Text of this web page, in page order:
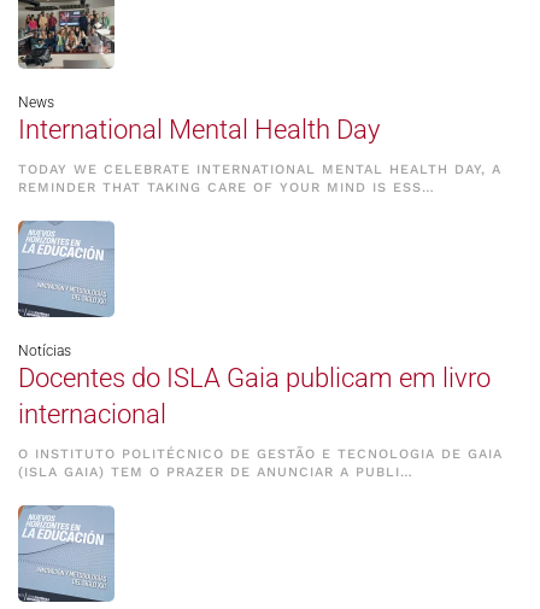
News
International Mental Health Day
TODAY WE CELEBRATE INTERNATIONAL MENTAL HEALTH DAY, A
REMINDER THAT TAKING CARE OF YOUR MIND IS ESS…
Notícias
Docentes do ISLA Gaia publicam em livro
internacional
O INSTITUTO POLITÉCNICO DE GESTÃO E TECNOLOGIA DE GAIA
(ISLA GAIA) TEM O PRAZER DE ANUNCIAR A PUBLI…